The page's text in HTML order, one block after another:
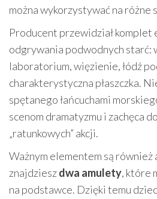
można wykorzystywać na różne
Producent przewidział komplet
odgrywania podwodnych starć:
laboratorium, więzienie, łódź
charakterystyczna płaszczka.
spętanego łańcuchami
scenom dramatyzmu i zachęca
„ratunkowych” akcji.
Ważnym elementem są
znajdzieszdwa amulety, które
na podstawce. Dzięki temu